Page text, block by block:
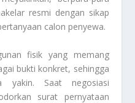
resmi dengan sikap
calon penyewa.
fisik yang memang
bukti konkret, sehingga
yakin. Saat negosiasi
surat pernyataan